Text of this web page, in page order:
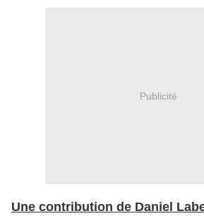
Publicité
Une contribution de Daniel